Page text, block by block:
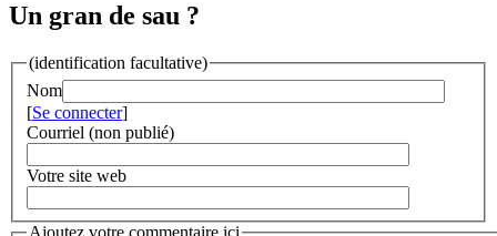
Un gran de sau ?
(identification facultative)
Nom
[Se connecter]
Courriel (non publié)
Votre site web
Ajoutez votre commentaire ici